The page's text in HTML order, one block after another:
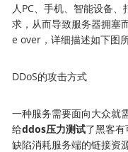
人PC、手机、智能设备
求，从而导致服务器拥塞
e over，详细描述如下图
DDoS的攻击方式
一种服务需要面向大众就
给ddos压力测试了黑客
缺陷消耗服务端的链接资